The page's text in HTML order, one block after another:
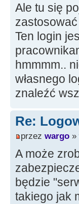
Ale tu się
Ten login
hmmmm..
własnego
znaleźć
Re:
przez wargo »
A może
będzie
takiego jak